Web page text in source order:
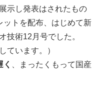
示し発表はされたもの
ットを配布、はじめて新
技術12月号でした。
ています。）
、まったくもって国産